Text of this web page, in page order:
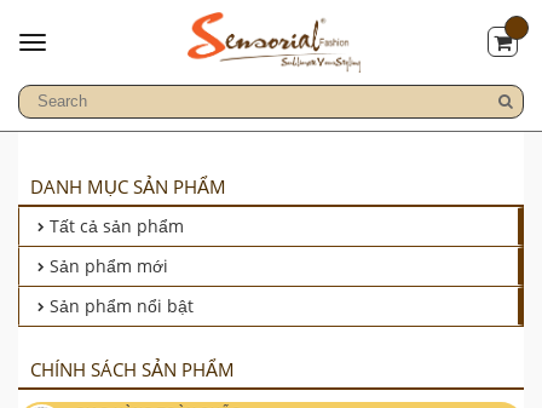
DANH MỤC SẢN PHẨM
Tất cả sản phẩm
Sản phẩm mới
Sản phẩm nổi bật
CHÍNH SÁCH SẢN PHẨM